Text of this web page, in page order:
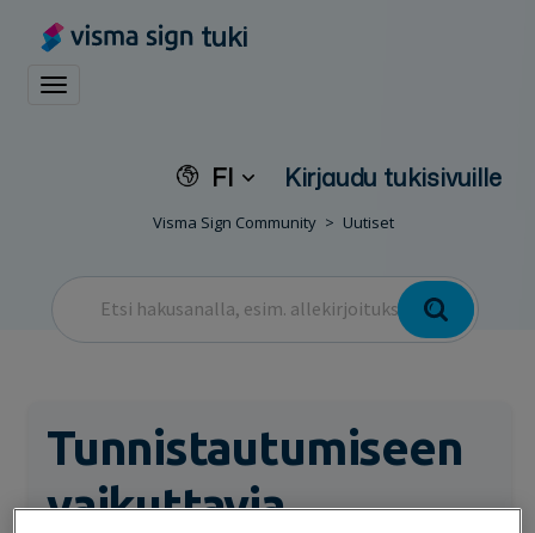
tuki
Toggle navigation
FI Kirjaudu tukisivuille
Visma Sign Community Uutiset
Tunnistautumiseen
vaikuttavia